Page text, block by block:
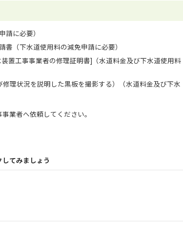
に必要）
（下水道使用料の減免申請に必要）
置工事事業者の修理証明書]（水道料金及び下水道使用料
理状況を説明した黒板を撮影する）（水道料金及び下水
業者へ依頼してください。
てみましょう